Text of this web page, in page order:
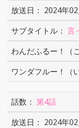
2024年
言
第4話
2024年